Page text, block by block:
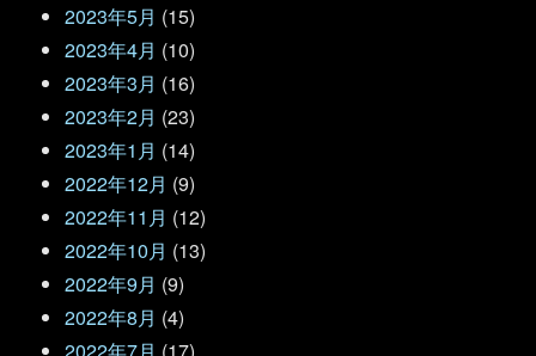
2023年5月 (15)
2023年4月 (10)
2023年3月 (16)
2023年2月 (23)
2023年1月 (14)
2022年12月 (9)
2022年11月 (12)
2022年10月 (13)
2022年9月 (9)
2022年8月 (4)
2022年7月 (17)